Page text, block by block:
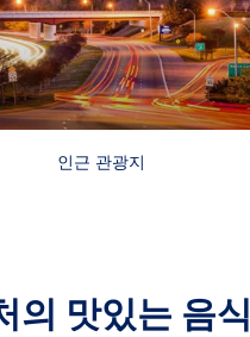
인근 관광지
의 맛있는 음식